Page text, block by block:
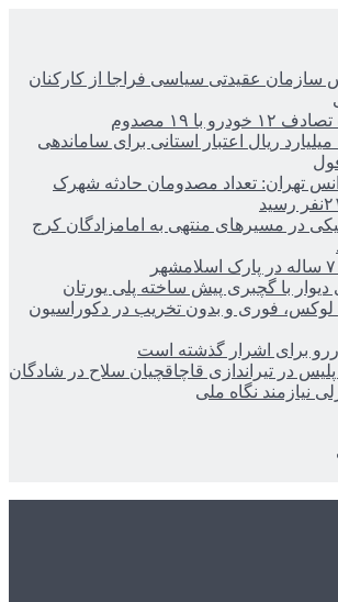
سازمان عقیدتی سیاسی فراجا از کارکنان
با ۱۹ مصدوم
تخصیص ۱۵۰۰ میلیارد ریال اعتبار استانی برای ساماندهی
تهران: تعداد مصدومان حادثه شهرک
در مسیرهای منتهی به امامزادگان کرج
دیوار با گچبری پیش ساخته پلی یورتان
لوکس، فوری و بدون تخریب در دکوراسیون
برای اشرار گذشته است
در تیراندازی قاچاقچیان سلاح در شادگان
نیازمند نگاه ملی